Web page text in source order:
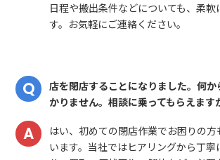
日程や搬出条件などについても、柔軟
す。お気軽にご連絡ください。
店を閉店することになりました。何
かりません。相談に乗ってもらえます
はい、初めての閉店作業でお困りの
います。当社ではヒアリングから丁